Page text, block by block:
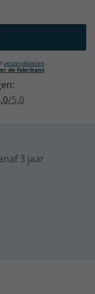
/5,0
3 jaar
verzendkosten.
de fabrikant